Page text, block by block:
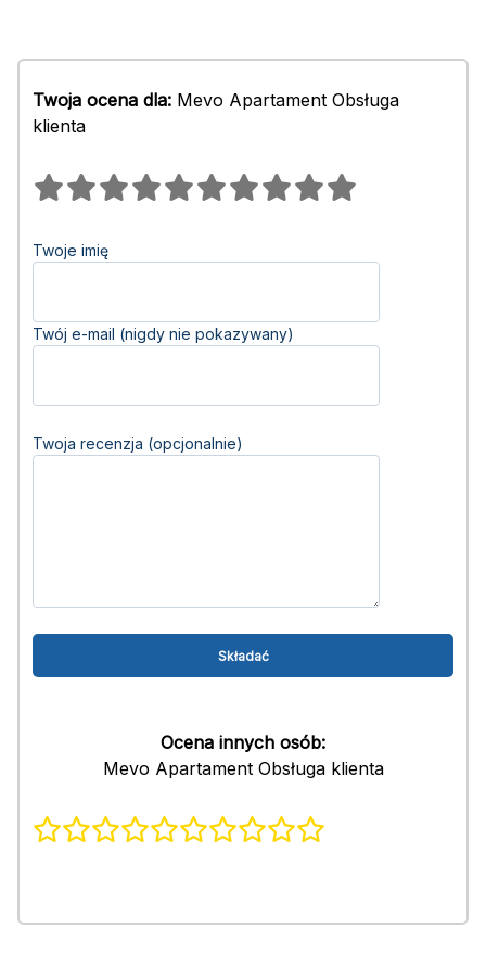
Twoja ocena dla: Mevo Apartament Obsługa
klienta
Twoje imię
Twój e-mail (nigdy nie pokazywany)
Twoja recenzja (opcjonalnie)
Ocena innych osób:
Mevo Apartament Obsługa klienta